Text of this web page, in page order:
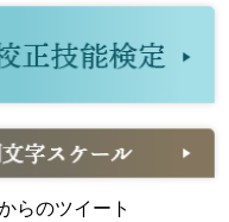
らのツイート